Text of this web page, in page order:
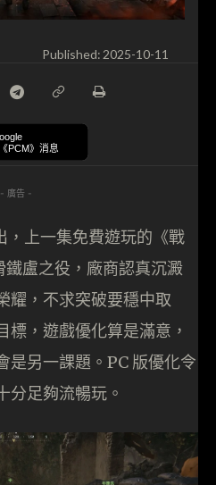
Published: 2025-10-11
PCM》消息
- 廣告 -
，上一集免費遊玩的《戰
盧之役，廠商認真沉澱
耀，不求突破要穩中取
標，遊戲優化算是滿意，
是另一課題。PC 版優化令
分足夠流暢玩。